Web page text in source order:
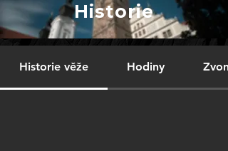
Historie
Historie věže Hodiny Zvon